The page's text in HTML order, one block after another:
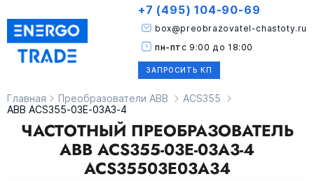
ЗАПРОСИТЬ КП
box@preobrazovatel-chastoty.ru
+7 (495) 104-90-69
пн-пт с 9:00 до 18:00
Главная Преобразователи ABB
ACS355
ABB ACS355-03E-03A3-4
ЧАСТОТНЫЙ ПРЕОБРАЗОВАТЕЛЬ
ABB ACS355-03E-03A3-4
ACS35503E03A34